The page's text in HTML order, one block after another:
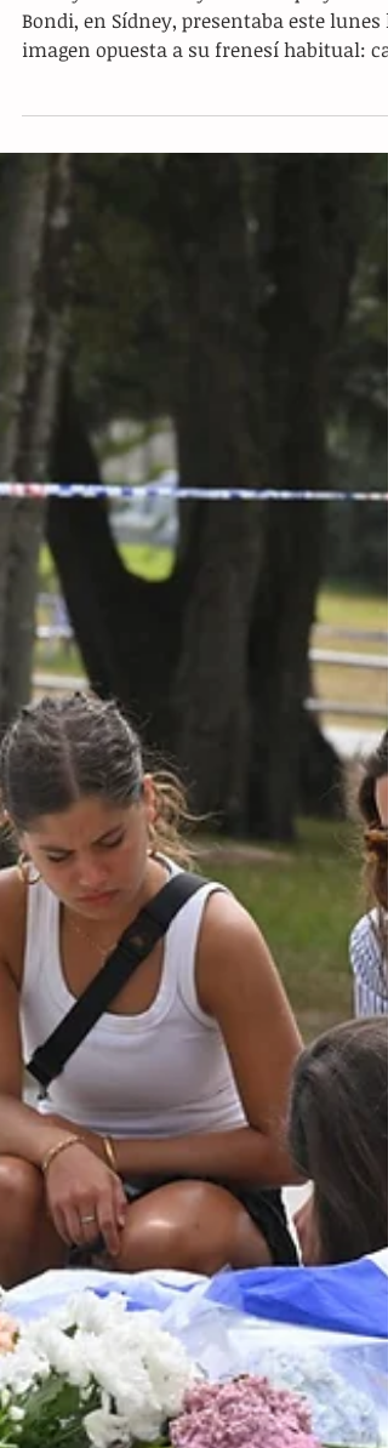
Duelo y silencio en Sídney tras el
tiroteo más grave en tres décadas
imagen opuesta a su frenesí habitual:
mensajes de duelo tras el atentado contra
un acto festivo de la comunidad judía que
dejó al menos 16 muertos, incluido un
presunto atacante, el tiroteo más grave
país en las últimas tres décadas. El
terrorista, como lo definieron las
autoridades, se produjo el domingo por la
tarde durante una celebra